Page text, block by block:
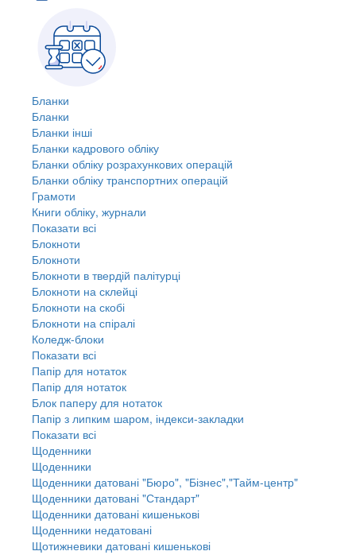
Бланки
Бланки
Бланки інші
Бланки кадрового обліку
Бланки обліку розрахункових операцій
Бланки обліку транспортних операцій
Грамоти
Книги обліку, журнали
Показати всі
Блокноти
Блокноти
Блокноти в твердій палітурці
Блокноти на склейці
Блокноти на скобі
Блокноти на спіралі
Коледж-блоки
Показати всі
Папір для нотаток
Папір для нотаток
Блок паперу для нотаток
Папір з липким шаром, індекси-закладки
Показати всі
Щоденники
Щоденники
Щоденники датовані "Бюро", "Бізнес","Тайм-центр"
Щоденники датовані "Стандарт"
Щоденники датовані кишенькові
Щоденники недатовані
Щотижневики датовані кишенькові